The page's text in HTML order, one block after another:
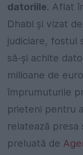
datoriile. Aflat
Dhabi şi vizat
judiciare, fostul
să-şi achite
milioane de
împrumuturile
prieteni pentru
relatează presa
preluată de